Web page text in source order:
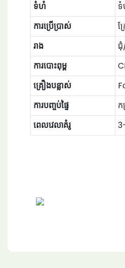
ទំហំ
ទំ
ការប្រើប្រាស់
ក្
រាង
ជុំ
ការបោះពុម្ព
គ្រឿងបន្លាស់
ការបញ្ចប់ផ្ទៃ
ក
ពេលវេលាគំរូ